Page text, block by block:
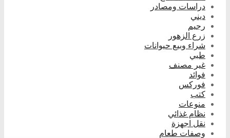
دراسات ومصادر
ديني
رجيم
زرع الزهور
شراء وبيع حيوانات
طبي
غير مصنف
فوائد
فوركس
كتب
منوعات
نظام غذائي
نقل اجهزة
وصفات طعام